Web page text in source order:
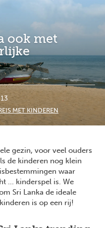
ook met
MET KINDEREN
gezin, voor veel ouders
de kinderen nog klein
waar
... kinderspel is. We
Sri Lanka de ideale
is op een rij!
Close